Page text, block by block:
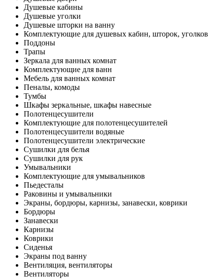
Душевые кабины
Душевые уголки
Душевые шторки на ванну
Комплектующие для душевых кабин, шторок, уголков
Поддоны
Трапы
Зеркала для ванных комнат
Комплектующие для ванн
Мебель для ванных комнат
Пеналы, комоды
Тумбы
Шкафы зеркальные, шкафы навесные
Полотенцесушители
Комплектующие для полотенцесушителей
Полотенцесушители водяные
Полотенцесушители электрические
Сушилки для белья
Сушилки для рук
Умывальники
Комплектующие для умывальников
Пьедесталы
Раковины и умывальники
Экраны, бордюры, карнизы, занавески, коврики
Бордюры
Занавески
Карнизы
Коврики
Сиденья
Экраны под ванну
Вентиляция, вентиляторы
Вентиляторы